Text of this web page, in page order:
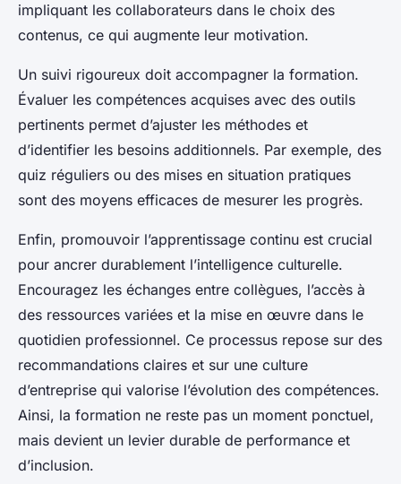
impliquant les collaborateurs dans le choix des
contenus, ce qui augmente leur motivation.
Un suivi rigoureux doit accompagner la formation.
Évaluer les compétences acquises avec des outils
pertinents permet d’ajuster les méthodes et
d’identifier les besoins additionnels. Par exemple, des
quiz réguliers ou des mises en situation pratiques
sont des moyens efficaces de mesurer les progrès.
Enfin, promouvoir l’apprentissage continu est crucial
pour ancrer durablement l’intelligence culturelle.
Encouragez les échanges entre collègues, l’accès à
des ressources variées et la mise en œuvre dans le
quotidien professionnel. Ce processus repose sur des
recommandations claires et sur une culture
d’entreprise qui valorise l’évolution des compétences.
Ainsi, la formation ne reste pas un moment ponctuel,
mais devient un levier durable de performance et
d’inclusion.